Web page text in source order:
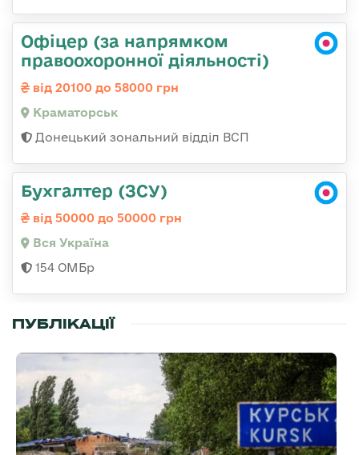
Офіцер (за напрямком
правоохоронної діяльності)
від 20100 до 58000 грн
Краматорськ
Донецький зональний відділ ВСП
Бухгалтер (ЗСУ)
від 50000 до 50000 грн
Вся Україна
154 ОМБр
ПУБЛІКАЦІЇ